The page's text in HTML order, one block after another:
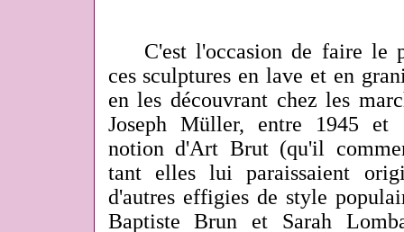
C'est l'occasion de faire le
ces sculptures en lave et en
en les découvrant chez les
Joseph Müller, entre 1945
notion d'Art Brut (qu'il
tant elles lui paraissaient
d'autres effigies de style
Baptiste Brun et Sarah